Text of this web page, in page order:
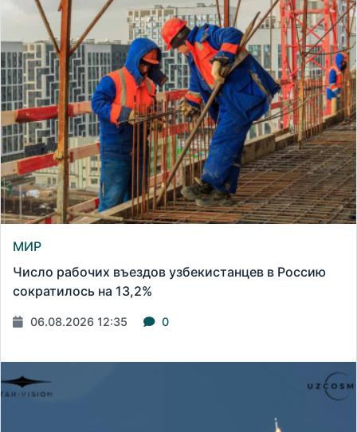
МИР
Число рабочих въездов узбекистанцев в Россию
сократилось на 13,2%
06.08.2026 12:35 0